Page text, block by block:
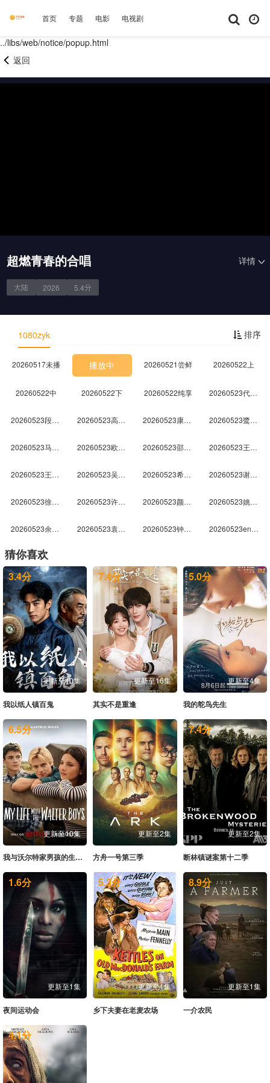
首页 专题 电影 电视剧 短剧大全 体育
../libs/web/notice/popup.html
返回
超燃青春的合唱 详情
大陆 2026 5.4分
剧情简介 排序
1080zyk
20260501下 20260501纯享 20260503未播
20260508上 20260508中
20260515上 20260516未播
20260517未播 播放中 20260521尝鲜 20260522上
20260522中 20260522下 20260522纯享 20260523代露娃个人舞台合集
20260523段奥娟个人舞台合集 20260523高瑞璇个人舞台合集 20260523康子奇个人舞台合集 20260523鹭卓个人舞台合集
20260523马小宇个人舞台合集 20260523欧阳娣娣个人舞台合集 20260523邵子恒个人舞台合集 20260523王安宇个人舞台合集
20260523王晓赟子个人舞台合集 20260523吴俊霆个人舞台合集 20260523希林娜依·高个人舞台合集 20260523谢可寅Shaking Chloe个人舞台合集
20260523徐艺洋个人舞台合集 20260523许馨文个人舞台合集 20260523颜安个人舞台合集 20260523姚弛个人舞台合集
20260523余宇涵个人舞台合集 20260523袁一琦个人舞台合集 20260523钟辰乐个人舞台合集 20260523en王翊恩个人舞台合集
20260529上 20260529中 20260529下 20260530未播
20260531未播 20260603未播 20260604尝鲜 20260605上
20260605中 20260605下 20260605纯享 20260606未播
20260607未播 20260610未播 20260611尝鲜 20260612上
20260612中 20260612下 20260613未播 20260614未播
20260617未播 20260618尝鲜 20260619上 20260619中
20260619下 20260619纯享 20260620未播 20260621未播
20260623爱撩专访 20260624未播 20260625尝鲜 20260626上
20260626中 20260626下 20260626纯享 20260627未播
20260628未播
猜你喜欢
3.4分
更新至10集
我以纸人镇百鬼
7.4分
更新至16集
其实不是重逢
5.0分
更新至4集
我的鸵鸟先生
6.5分
更新至10集
我与沃尔特家男孩的生活第三季
更新至2集
方舟一号第三季
7.4分
更新至2集
断林镇谜案第十二季
1.6分
更新至1集
夜间运动会
5.3分
更新至1集
乡下夫妻在老麦农场
8.9分
更新至1集
一介农民
4.1分